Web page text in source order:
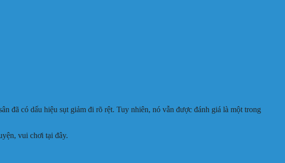
đã có dấu hiệu sụt giảm đi rõ rệt. Tuy nhiên, nó vẫn được đánh giá là một trong
vui chơi tại đây.